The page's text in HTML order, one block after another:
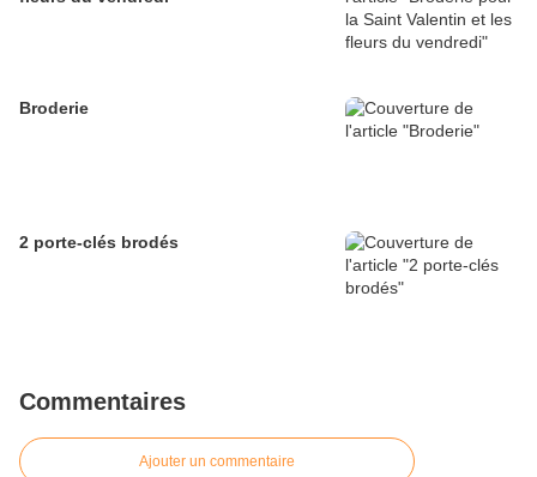
Broderie
2 porte-clés brodés
Commentaires
Ajouter un commentaire